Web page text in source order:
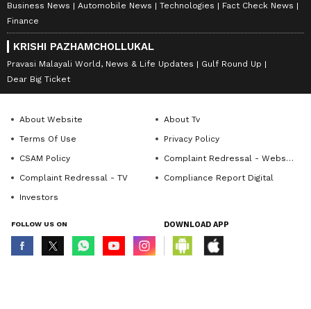
Business News Automobile News Technologies
Fact Check News
Finance
KRISHI PAZHAMCHOLLUKAL
Pravasi Malayali World, News & Life Updates
Gulf Round Up
Dear Big Ticket
About Website
About Tv
Terms Of Use
Privacy Policy
CSAM Policy
Complaint Redressal - Website
Complaint Redressal - TV
Compliance Report Digital
Investors
FOLLOW US ON DOWNLOAD APP